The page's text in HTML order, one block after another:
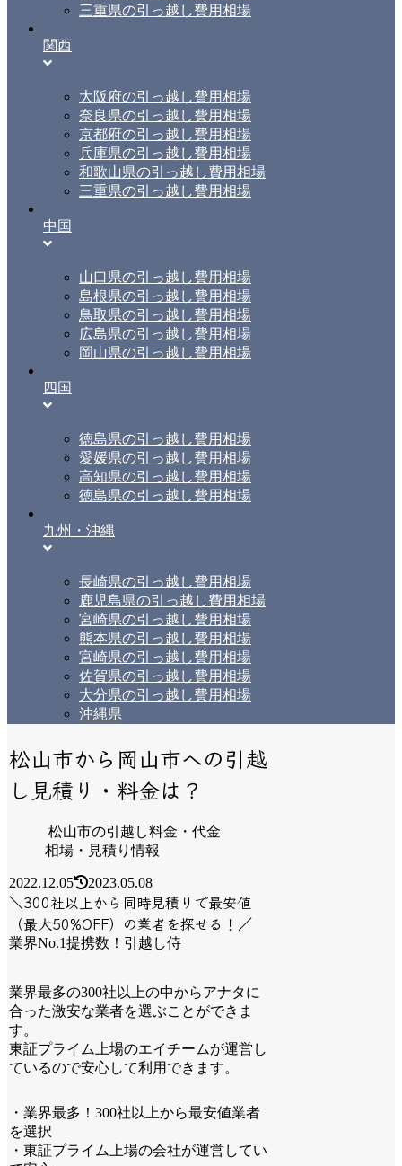
三重県の引っ越し費用相場
関西
大阪府の引っ越し費用相場
奈良県の引っ越し費用相場
京都府の引っ越し費用相場
兵庫県の引っ越し費用相場
和歌山県の引っ越し費用相場
三重県の引っ越し費用相場
中国
山口県の引っ越し費用相場
島根県の引っ越し費用相場
鳥取県の引っ越し費用相場
広島県の引っ越し費用相場
岡山県の引っ越し費用相場
四国
徳島県の引っ越し費用相場
愛媛県の引っ越し費用相場
高知県の引っ越し費用相場
徳島県の引っ越し費用相場
九州・沖縄
長崎県の引っ越し費用相場
鹿児島県の引っ越し費用相場
宮崎県の引っ越し費用相場
熊本県の引っ越し費用相場
宮崎県の引っ越し費用相場
佐賀県の引っ越し費用相場
大分県の引っ越し費用相場
沖縄県
松山市から岡山市への引越
し見積り・料金は？
松山市の引越し料金・代金
相場・見積り情報
2022.12.05 2023.05.08
＼300社以上から同時見積りで最安値
（最大50%OFF）の業者を探せる！／
業界No.1提携数！引越し侍
業界最多の300社以上の中からアナタに
合った激安な業者を選ぶことができま
す。
東証プライム上場のエイチームが運営し
ているので安心して利用できます。
・業界最多！300社以上から最安値業者
を選択
・東証プライム上場の会社が運営してい